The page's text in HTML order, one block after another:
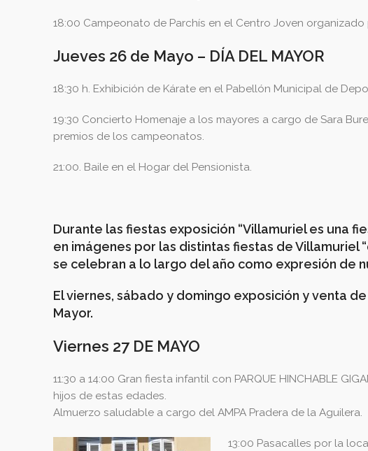
18:00 Campeonato de Parchís en el Centro Joven
Jueves 26 de Mayo – DÍA DEL MAYOR
18:30 h. Exhibición de Kárate en el Pabellón Municipal de
19:30 Concierto Homenaje a los mayores a cargo de Sara
premios de los campeonatos.
21:00. Baile en el Hogar del Pensionista.
Durante las fiestas exposición “Villamuriel es una
en imágenes por las distintas fiestas de Villamuriel
se celebran a lo largo del año como expresión de
El viernes, sábado y domingo exposición y venta
Mayor.
Viernes 27 DE MAYO
11:30 a 14:00 Gran fiesta infantil con PARQUE HINCHABLE
hijos de estas edades.
Almuerzo saludable a cargo del AMPA Pradera de la Aguilera.
13:00 Pasacalles por la